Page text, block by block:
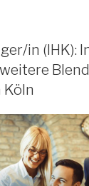
in (IHK):
Köln